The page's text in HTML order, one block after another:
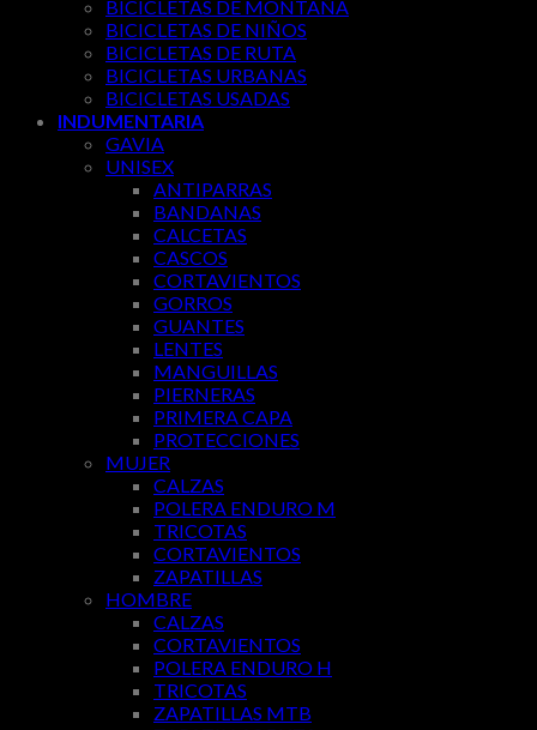
BICICLETAS DE MONTAÑA
BICICLETAS DE NIÑOS
BICICLETAS DE RUTA
BICICLETAS URBANAS
BICICLETAS USADAS
INDUMENTARIA
GAVIA
UNISEX
ANTIPARRAS
BANDANAS
CALCETAS
CASCOS
CORTAVIENTOS
GORROS
GUANTES
LENTES
MANGUILLAS
PIERNERAS
PRIMERA CAPA
PROTECCIONES
MUJER
CALZAS
POLERA ENDURO M
TRICOTAS
CORTAVIENTOS
ZAPATILLAS
HOMBRE
CALZAS
CORTAVIENTOS
POLERA ENDURO H
TRICOTAS
ZAPATILLAS MTB